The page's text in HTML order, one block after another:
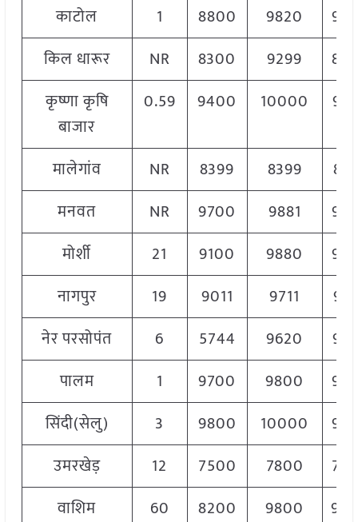
काटोल
1 8800 9820
किल धारूर
NR 8300 9299
कृष्णा कृषि
बाजार
0.59 9400 10000
मालेगांव NR 8399 8399
मनवत
NR 9700 9881
मोर्शी
21 9100 9880
नागपुर
19 9011 9711
नेर परसोपंत
6 5744 9620
पालम
1 9700 9800
सिंदी(सेलु)
3 9800 10000
उमरखेड़
12 7500 7800
वाशिम
60 8200 9800